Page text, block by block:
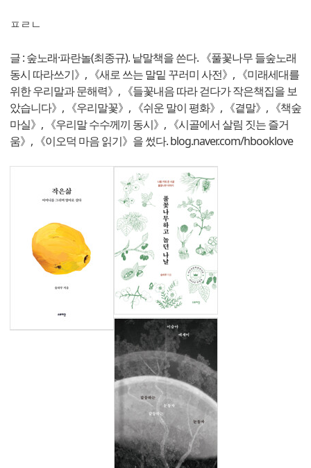
ㅍㄹㄴ
글 : 숲노래·파란놀(최종규). 낱말책을 쓴다. 《풀꽃나무 들숲노래
동시 따라쓰기》, 《새로 쓰는 말밑 꾸러미 사전》, 《미래세대를
위한 우리말과 문해력》, 《들꽃내음 따라 걷다가 작은책집을 보
았습니다》, 《우리말꽃》, 《쉬운 말이 평화》, 《곁말》, 《책숲
마실》, 《우리말 수수께끼 동시》, 《시골에서 살림 짓는 즐거
움》, 《이오덕 마음 읽기》을 썼다. blog.naver.com/hbooklove